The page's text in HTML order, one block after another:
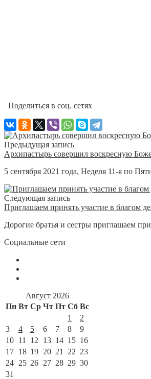
Поделиться в соц. сетях
Предыдущая запись
Архипастырь совершил воскресную
5 сентября 2021 года, Неделя 11-я по
Следующая запись
Приглашаем принять участие в благом
Дорогие братья и сестры приглашаем
Социальные сети
Август 2026
Пн Вт Ср Чт Пт Сб Вс
1
2
3
4 5 6 7 8
9
10 11 12 13 14 15 16
17 18 19 20 21 22 23
24 25 26 27 28 29 30
31